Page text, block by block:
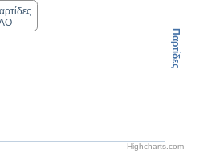
Παρτίδες
Highcharts.com